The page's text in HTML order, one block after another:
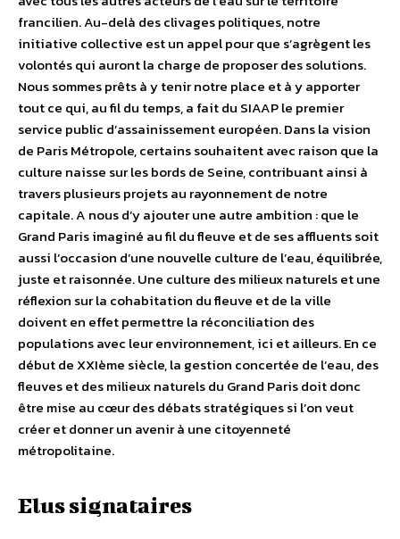
francilien. Au-delà des clivages politiques, notre
initiative collective est un appel pour que s’agrègent les
volontés qui auront la charge de proposer des solutions.
Nous sommes prêts à y tenir notre place et à y apporter
tout ce qui, au fil du temps, a fait du SIAAP le premier
service public d’assainissement européen. Dans la vision
de Paris Métropole, certains souhaitent avec raison que la
culture naisse sur les bords de Seine, contribuant ainsi à
travers plusieurs projets au rayonnement de notre
capitale. A nous d’y ajouter une autre ambition : que le
Grand Paris imaginé au fil du fleuve et de ses affluents soit
aussi l’occasion d’une nouvelle culture de l’eau, équilibrée,
juste et raisonnée. Une culture des milieux naturels et une
réflexion sur la cohabitation du fleuve et de la ville
doivent en effet permettre la réconciliation des
populations avec leur environnement, ici et ailleurs. En ce
début de XXIème siècle, la gestion concertée de l’eau, des
fleuves et des milieux naturels du Grand Paris doit donc
être mise au cœur des débats stratégiques si l’on veut
créer et donner un avenir à une citoyenneté
métropolitaine.
Elus signataires